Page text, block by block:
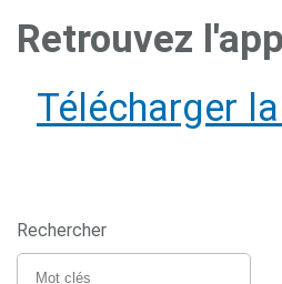
Retrouvez
Télécharger
Rechercher